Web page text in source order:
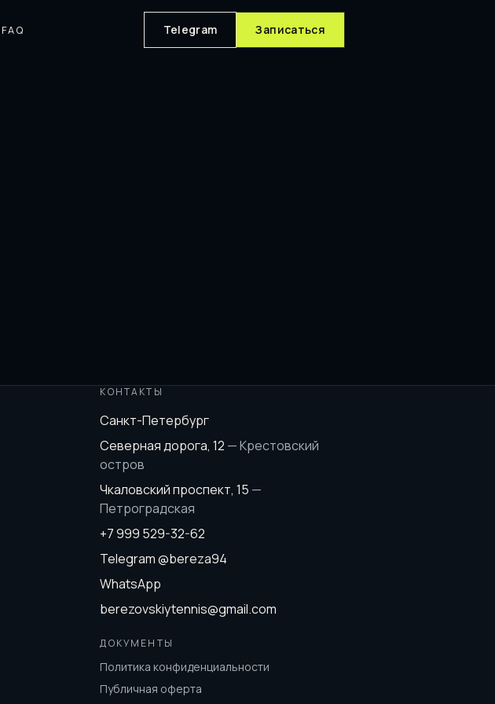
FAQ Telegram Записаться
КОНТАКТЫ
Санкт-Петербург
Северная дорога, 12 —Крестовский
остров
Чкаловский проспект, 15 —
Петроградская
+7 999 529-32-62
Telegram@bereza94
WhatsApp
berezovskiytennis@gmail.com
ДОКУМЕНТЫ
Политика конфиденциальности
Публичная оферта